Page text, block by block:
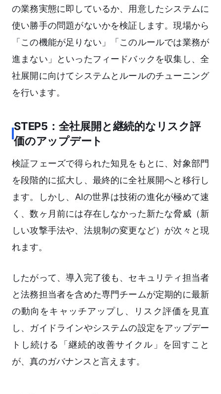
の業務実態に即しているか、用意したシステムに
使い勝手の問題がないかを検証します。現場から
「この機能が足りない」「このルールでは業務が
進まない」といったフィードバックを収集し、全
社展開に向けてシステムとルールのチューニング
を行います。
STEP5：全社展開と継続的なリスク評
価のアップデート
検証フェーズで得られた知見をもとに、対象部門
を段階的に拡大し、最終的に全社展開へと移行し
ます。しかし、AIの世界は技術の進化が極めて速
く、数ヶ月前には存在しなかった新たな脅威（新
しい攻撃手法や、法規制の変更など）が次々と現
れます。
したがって、導入完了後も、セキュリティ担当者
と法務担当者を含めた専門チームが定期的に最新
の動向をキャッチアップし、リスク評価を見直
し、ガイドラインやシステムの設定をアップデー
トし続ける「継続的改善サイクル」を回すこと
が、真のガバナンスと言えます。